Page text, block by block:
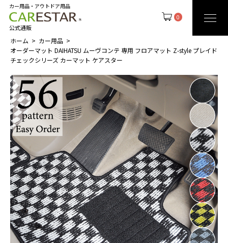
0
カー用品・アウトドア用品
公式通販
ホーム
カー用品
オーダーマット DAIHATSU ムーヴコンテ 専用 フロアマット Z-style プレイド
チェックシリーズ カーマット ケアスター